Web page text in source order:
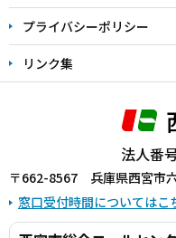
プライバシーポリシー
リンク集
法人番
〒662-8567 兵庫県西宮市
窓口受付時間についてはこ